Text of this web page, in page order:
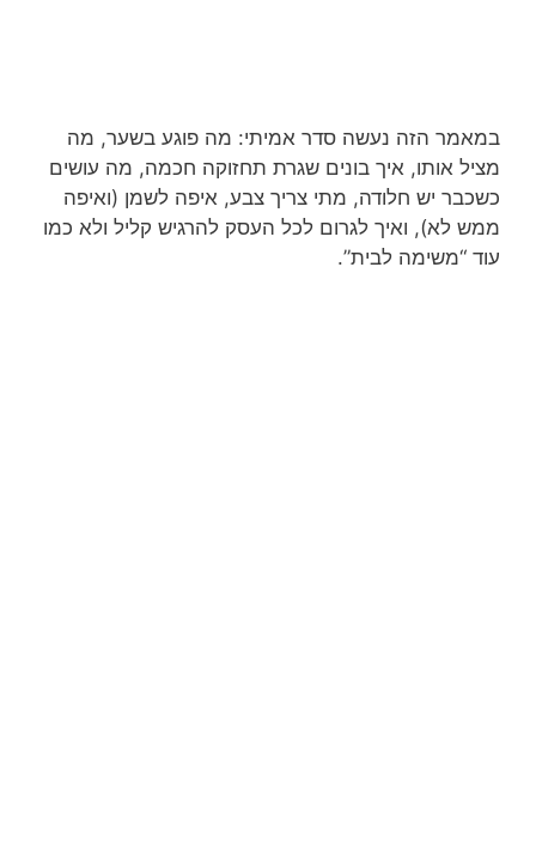
במאמר הזה נעשה סדר אמיתי: מה פוגע בשער, מה
מציל אותו, איך בונים שגרת תחזוקה חכמה, מה עושים
כשכבר יש חלודה, מתי צריך צבע, איפה לשמן (ואיפה
ממש לא), ואיך לגרום לכל העסק להרגיש קליל ולא כמו
עוד “משימה לבית”.